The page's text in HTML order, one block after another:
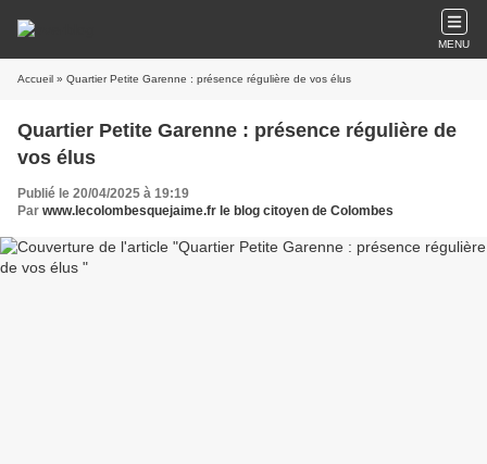
MENU
Accueil » Quartier Petite Garenne : présence régulière de vos élus
Quartier Petite Garenne : présence régulière de
vos élus
Publié le 20/04/2025 à 19:19
Par www.lecolombesquejaime.fr le blog citoyen de Colombes